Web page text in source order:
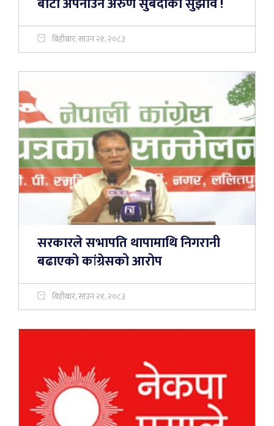
बिहीबार, साउन २१, २०८३
सरकारले सभापति थापामाथि निगरानी
बढाएको कांग्रेसको आरोप
बिहीबार, साउन २१, २०८३